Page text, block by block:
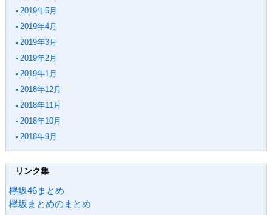
2019年5月
2019年4月
2019年3月
2019年2月
2019年1月
2018年12月
2018年11月
2018年10月
2018年9月
リンク集
欅坂46まとめ
欅坂まとめのまとめ